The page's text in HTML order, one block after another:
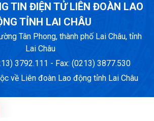
TIN ĐIỆN TỬ LIÊN ĐOÀN LAO
TỈNH LAI CHÂU
Tân Phong, thành phố Lai Châu, tỉnh
Lai Châu
3792.111 - Fax: (0213) 3877.530
về Liên đoàn Lao động tỉnh Lai Châu